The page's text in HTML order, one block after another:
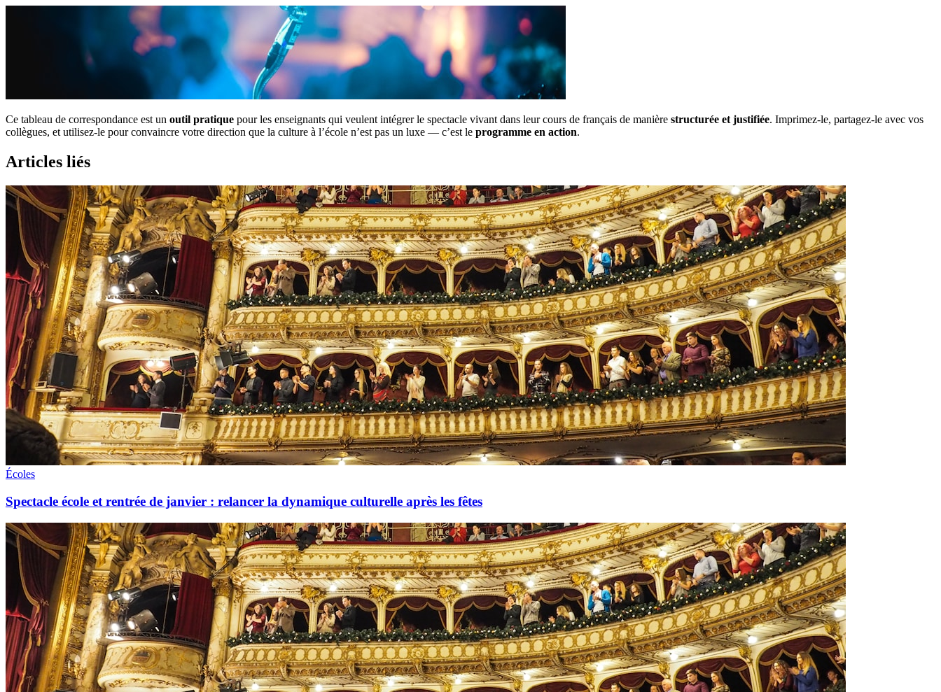
Ce tableau de correspondance est un outil pratique pour les enseignants qui veulent intégrer le spectacle vivant dans leur cours de français de manière structurée et justifiée. Imprimez-le, partagez-le avec vos
collègues, et utilisez-le pour convaincre votre direction que la culture à l’école n’est pas un luxe — c’est le programme en action.
Articles liés
Écoles
Spectacle école et rentrée de janvier : relancer la dynamique culturelle après les fêtes